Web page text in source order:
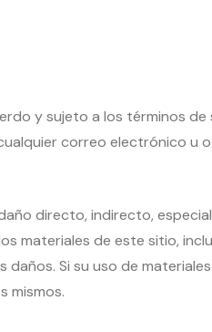
y sujeto a los términos
correo electrónico u
directo, indirecto,
materiales de este sitio,
Si su uso de
mismos.